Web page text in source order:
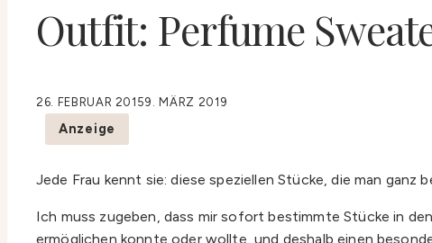
Outfit: Perfume
26. FEBRUAR 20159. MÄRZ 2019
Anzeige
Jede Frau kennt sie: diese speziellen Stücke, die man
Ich muss zugeben, dass mir sofort bestimmte Stücke in
ermöglichen konnte oder wollte, und deshalb einen